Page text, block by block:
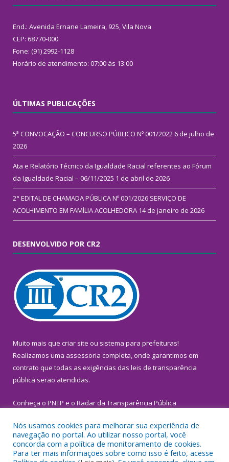
End.: Avenida Ernane Lameira, 925, Vila Nova
CEP: 68770-000
Fone: (91) 2992-1128
Horário de atendimento: 07:00 às 13:00
ÚLTIMAS PUBLICAÇÕES
5ª CONVOCAÇÃO – CONCURSO PÚBLICO Nº 001/2022 6 de julho de
2026
Ata e Relatório Técnico da Igualdade Racial referentes ao Fórum
da Igualdade Racial – 06/11/2025 1 de abril de 2026
2° EDITAL DE CHAMADA PÚBLICA Nº 001/2026 SERVIÇO DE
ACOLHIMENTO EM FAMÍLIA ACOLHEDORA 14 de janeiro de 2026
DESENVOLVIDO POR CR2
Muito mais que criar site ou sistema para prefeituras!
Realizamos uma assessoria completa, onde garantimos em
contrato que todas as exigências das leis de transparência
pública serão atendidas.
Conheça o PNTP e o Radar da Transparência Pública
Todos os direitos reservados a Prefeitura Municipal de
Nós usamos cookies para melhorar sua experiência de
navegação no portal. Ao utilizar nosso portal, você
concorda com a política de monitoramento de cookies.
Para ter mais informações sobre como isso é feito, acesse